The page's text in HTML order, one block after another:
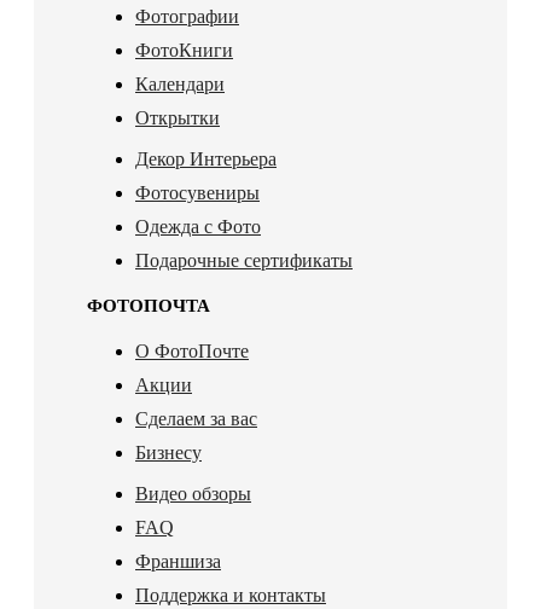
Фотографии
ФотоКниги
Календари
Открытки
Декор Интерьера
Фотосувениры
Одежда с Фото
Подарочные сертификаты
ФОТОПОЧТА
О ФотоПочте
Акции
Сделаем за вас
Бизнесу
Видео обзоры
FAQ
Франшиза
Поддержка и контакты